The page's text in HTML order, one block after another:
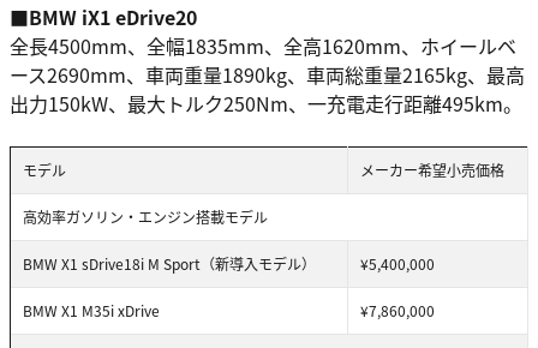
■BMW iX1 eDrive20
全長4500mm、全幅1835mm、全高1620mm、ホイールベ
ース2690mm、車両重量1890kg、車両総重量2165kg、最高
出力150kW、最大トルク250Nm、一充電走行距離495km。
モデル メーカー希望小売価格
高効率ガソリン・エンジン搭載モデル
BMW X1 sDrive18i M Sport（新導入モデル） ¥5,400,000
BMW X1 M35i xDrive ¥7,860,000